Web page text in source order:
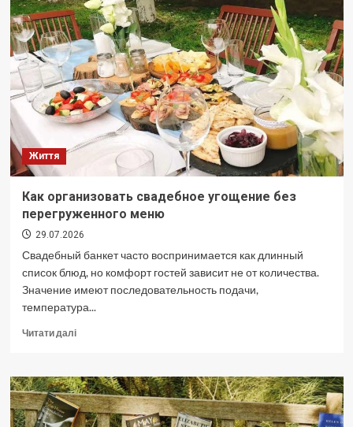
почему
они
становятся
любимым
развлечением
всей
семьи
Життя
Как организовать свадебное угощение без
перегруженного меню
29.07.2026
Свадебный банкет часто воспринимается как длинный
список блюд, но комфорт гостей зависит не от количества.
Значение имеют последовательность подачи,
температура...
Читати даліДокладніше
организовать
свадебное
угощение
без